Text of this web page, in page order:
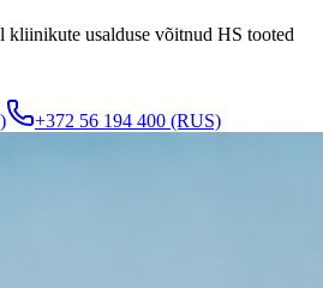
usalduse võitnud HS tooted
+372 56 194 400 (RUS)